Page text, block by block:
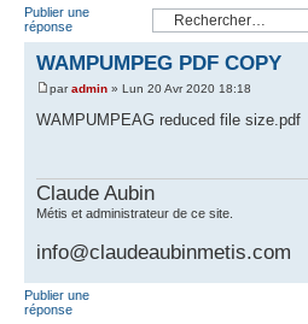
Publier une
réponse
WAMPUMPEG PDF COPY
paradmin » Lun 20 Avr 2020 18:18
WAMPUMPEAG reduced file size.pdf
Claude Aubin
Métis et administrateur de ce site.
info@claudeaubinmetis.com
Publier une
réponse